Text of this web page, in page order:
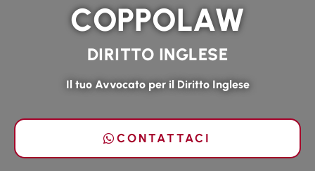
COPPOLAW
DIRITTO INGLESE
Il tuo Avvocato per il Diritto Inglese
CONTATTACI